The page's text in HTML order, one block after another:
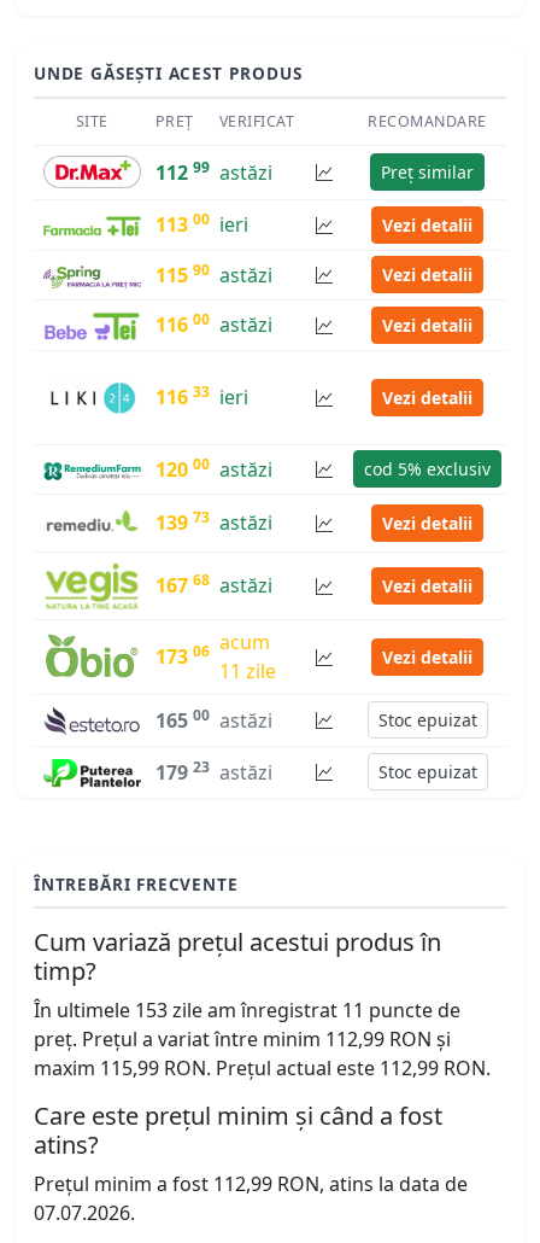
UNDE GĂSEȘTI ACEST PRODUS
SITE PREȚ VERIFICAT RECOMANDARE
112 99 astăzi Preț similar
113 00 ieri Vezi detalii
115 90 astăzi Vezi detalii
116 00 astăzi Vezi detalii
116 33 ieri Vezi detalii
120 00 astăzi cod 5% exclusiv
139 73 astăzi Vezi detalii
167 68 astăzi Vezi detalii
173 06 acum
11 zile
Vezi detalii
165 00 astăzi Stoc epuizat
179 23 astăzi Stoc epuizat
ÎNTREBĂRI FRECVENTE
Cum variază prețul acestui produs în
timp?
În ultimele 153 zile am înregistrat 11 puncte de
preț. Prețul a variat între minim 112,99 RON și
maxim 115,99 RON. Prețul actual este 112,99 RON.
Care este prețul minim și când a fost
atins?
Prețul minim a fost 112,99 RON, atins la data de
07.07.2026.